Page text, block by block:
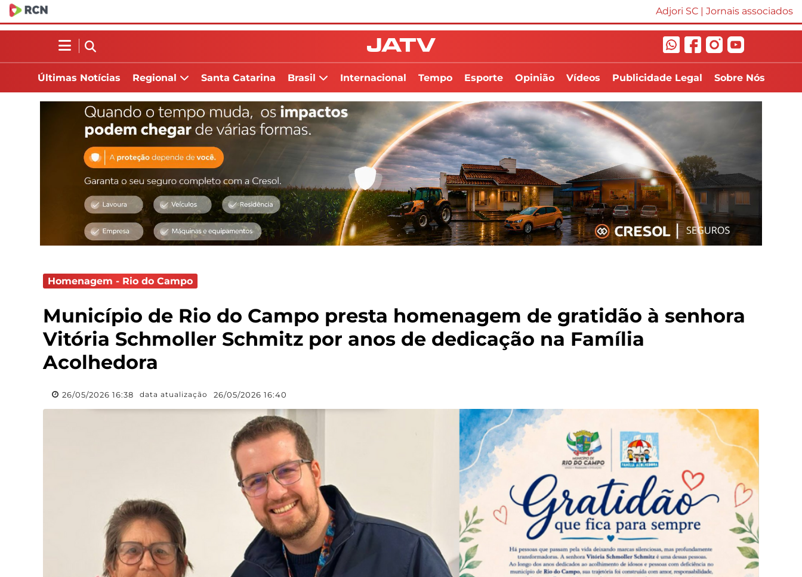
Adjori SC | Jornais associados
Últimas Notícias Regional Santa Catarina Brasil Internacional Tempo Esporte Opinião Vídeos Publicidade Legal Sobre Nós
Homenagem - Rio do Campo
Município de Rio do Campo presta homenagem de gratidão à senhora
Vitória Schmoller Schmitz por anos de dedicação na Família
Acolhedora
26/05/2026 16:38 data atualização 26/05/2026 16:40